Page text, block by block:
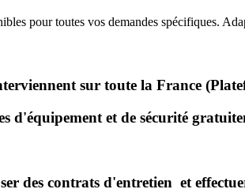
pour toutes vos demandes spécifiques.
sur toute la France
d'équipement et de sécurité
des contrats d'entretien et